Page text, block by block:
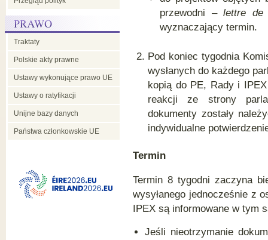
Traktaty
Polskie akty prawne
Ustawy wykonujące prawo UE
Ustawy o ratyfikacji
Unijne bazy danych
Państwa członkowskie UE
przewodni –lettre de
wyznaczający termin.
Pod koniec tygodnia
wysłanych do każdego
kopią do PE, Rady i
reakcji ze strony
dokumenty zostały
indywidualne
Termin
Termin 8 tygodni zaczyna
wysyłanego jednocześnie z
IPEX są informowane w tym
Jeśli nieotrzymanie